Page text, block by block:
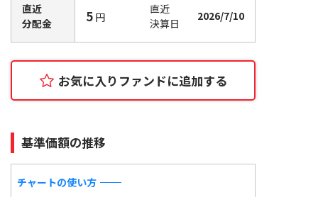
直近
分配金
5 円
直近
決算日
2026/7/10
お気に入りファンドに追加する
基準価額の推移
チャートの使い方